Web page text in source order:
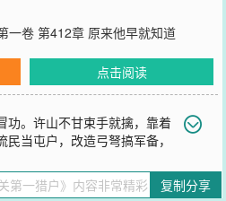
一卷 第412章 原来他早就知道
点击阅读
功。许山不甘束手就擒，靠着
当屯户，改造弓弩搞军备，
想要的可不是嘉奖！”“传我命令，即
候换换天地了！”
复制分享